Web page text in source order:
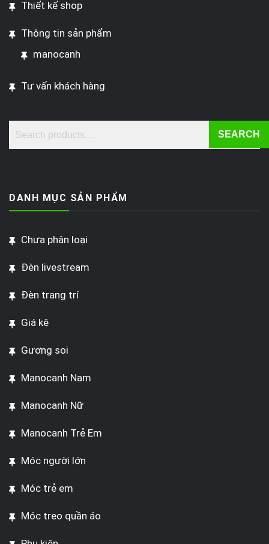
Thiết kế shop
Thông tin sản phẩm
manocanh
Tư vấn khách hàng
SEARCH
DANH MỤC SẢN PHẨM
Chưa phân loại
Đèn livestream
Đèn trang trí
Giá kệ
Gương soi
Manocanh Nam
Manocanh Nữ
Manocanh Trẻ Em
Móc người lớn
Móc trẻ em
Móc treo quần áo